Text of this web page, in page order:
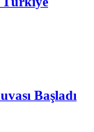
Başladı